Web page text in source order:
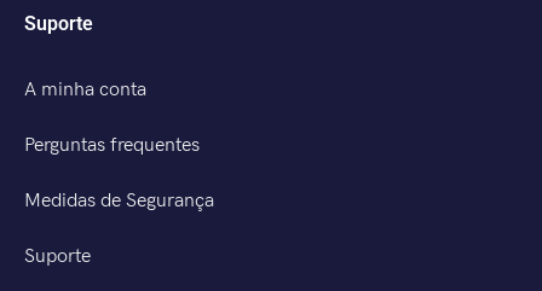
Suporte
A minha conta
Perguntas frequentes
Medidas de Segurança
Suporte